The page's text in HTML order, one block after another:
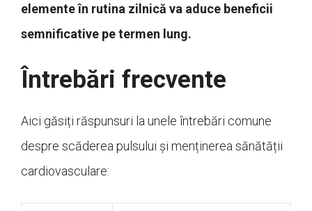
elemente în rutina zilnică va aduce beneficii
semnificative pe termen lung.
Întrebări frecvente
Aici găsiți răspunsuri la unele întrebări comune
despre scăderea pulsului și menținerea sănătății
cardiovasculare: